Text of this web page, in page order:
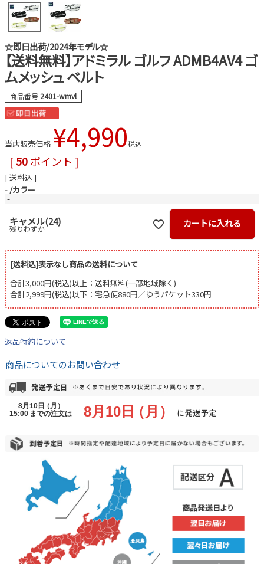
☆即日出荷/2024年モデル☆
【送料無料】アドミラル ゴルフ ADMB4AV4 ゴ
ムメッシュ ベルト
商品番号 2401-wmvl
当店販売価格 ¥4,990税込
[50ポイント ]
送料込
- カラー
-
キャメル(24)
残りわずか カートに入れる
[送料込]表示なし商品の送料について
合計3,000円(税込)以上：送料無料(一部地域除く)
合計2,999円(税込)以下：宅急便880円／ゆうパケット330円
返品特約について
商品についてのお問い合わせ